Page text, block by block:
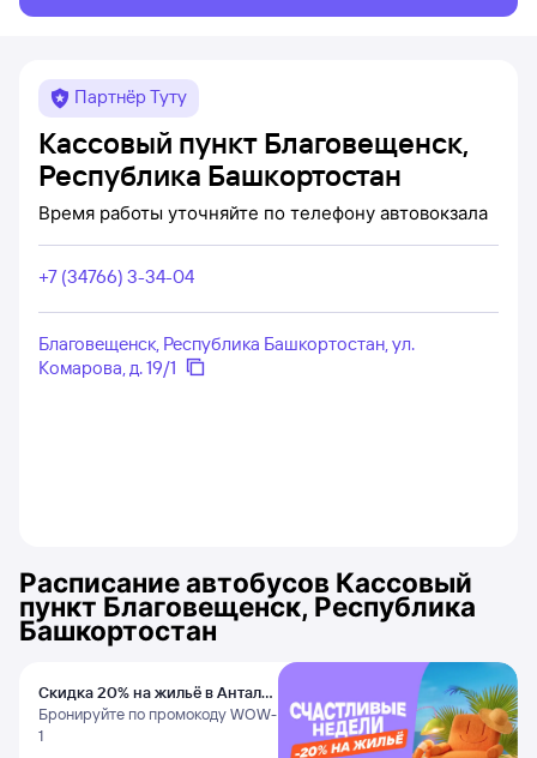
Партнёр Туту
Кассовый пункт Благовещенск,
Республика Башкортостан
Время работы уточняйте по телефону автовокзала
+7 (34766) 3-34-04
Благовещенск, Республика Башкортостан, ул.
Комарова, д. 19/1
Расписание автобусов Кассовый
пункт Благовещенск, Республика
Башкортостан
Скидка 20% на жильё в Анталье
и Даламане
Бронируйте по промокоду WOW-
1